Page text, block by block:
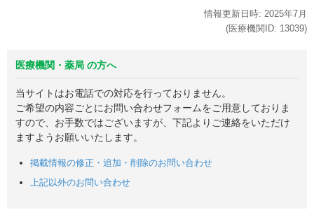
情報更新日時: 2025年7月
(医療機関ID: 13039)
医療機関・薬局 の方へ
当サイトはお電話での対応を行っておりません。
ご希望の内容ごとにお問い合わせフォームをご用意しておりま
すので、お手数ではございますが、下記よりご連絡をいただけ
ますようお願いいたします。
掲載情報の修正・追加・削除のお問い合わせ
上記以外のお問い合わせ